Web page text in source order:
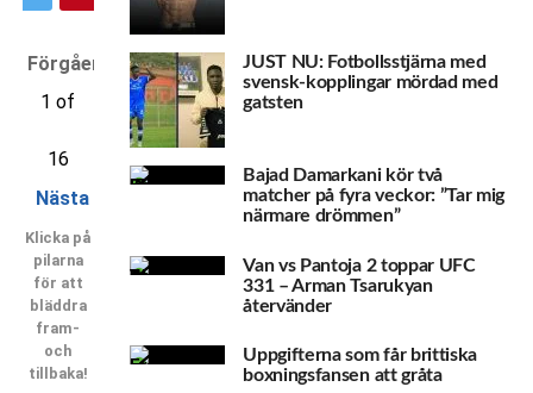
Förgående
1 of
16
Nästa
Klicka på
pilarna
för att
bläddra
fram-
och
tillbaka!
JUST NU: Fotbollsstjärna med
svensk-kopplingar mördad med
gatsten
Bajad Damarkani kör två
matcher på fyra veckor: ”Tar mig
närmare drömmen”
Van vs Pantoja 2 toppar UFC
331 – Arman Tsarukyan
återvänder
Uppgifterna som får brittiska
boxningsfansen att gråta